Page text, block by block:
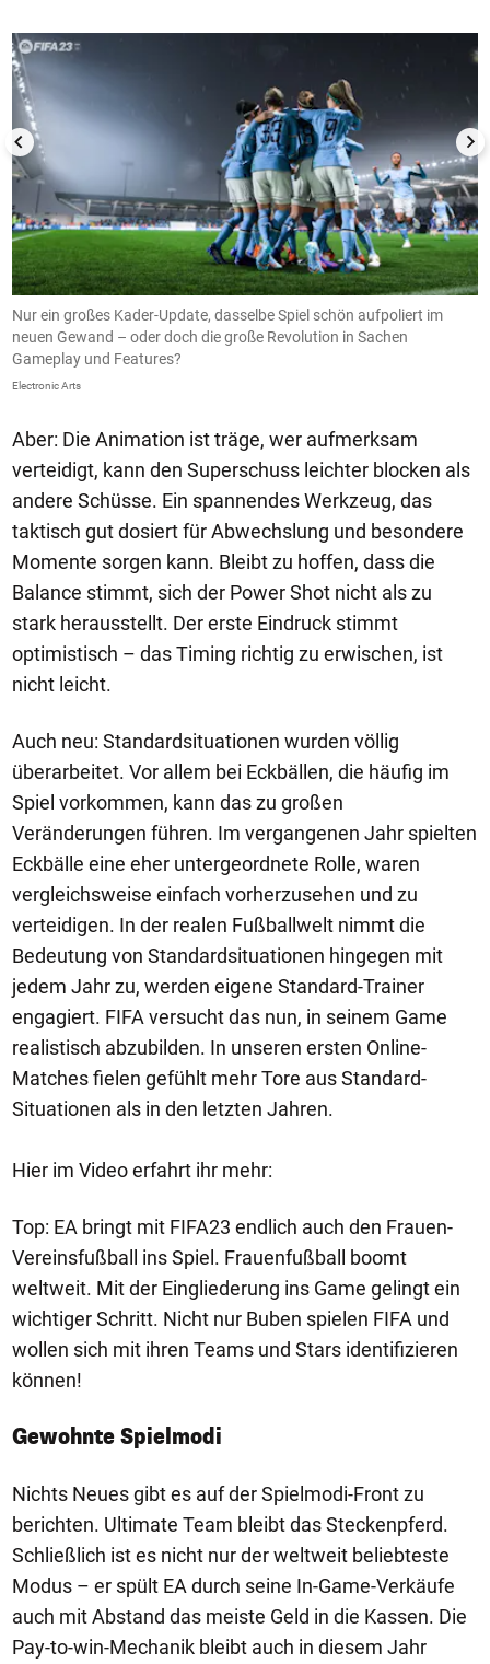
Nur ein großes Kader-Update, dasselbe Spiel schön aufpoliert im
neuen Gewand – oder doch die große Revolution in Sachen
Gameplay und Features?
Electronic Arts
Aber: Die Animation ist träge, wer aufmerksam
verteidigt, kann den Superschuss leichter blocken als
andere Schüsse. Ein spannendes Werkzeug, das
taktisch gut dosiert für Abwechslung und besondere
Momente sorgen kann. Bleibt zu hoffen, dass die
Balance stimmt, sich der Power Shot nicht als zu
stark herausstellt. Der erste Eindruck stimmt
optimistisch – das Timing richtig zu erwischen, ist
nicht leicht.
Auch neu: Standardsituationen wurden völlig
überarbeitet. Vor allem bei Eckbällen, die häufig im
Spiel vorkommen, kann das zu großen
Veränderungen führen. Im vergangenen Jahr spielten
Eckbälle eine eher untergeordnete Rolle, waren
vergleichsweise einfach vorherzusehen und zu
verteidigen. In der realen Fußballwelt nimmt die
Bedeutung von Standardsituationen hingegen mit
jedem Jahr zu, werden eigene Standard-Trainer
engagiert. FIFA versucht das nun, in seinem Game
realistisch abzubilden. In unseren ersten Online-
Matches fielen gefühlt mehr Tore aus Standard-
Situationen als in den letzten Jahren.
Hier im Video erfahrt ihr mehr:
Top: EA bringt mit FIFA23 endlich auch den Frauen-
Vereinsfußball ins Spiel. Frauenfußball boomt
weltweit. Mit der Eingliederung ins Game gelingt ein
wichtiger Schritt. Nicht nur Buben spielen FIFA und
wollen sich mit ihren Teams und Stars identifizieren
können!
Gewohnte Spielmodi
Nichts Neues gibt es auf der Spielmodi-Front zu
berichten. Ultimate Team bleibt das Steckenpferd.
Schließlich ist es nicht nur der weltweit beliebteste
Modus – er spült EA durch seine In-Game-Verkäufe
auch mit Abstand das meiste Geld in die Kassen. Die
Pay-to-win-Mechanik bleibt auch in diesem Jahr